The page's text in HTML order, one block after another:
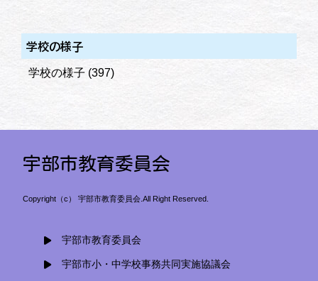
学校の様子
学校の様子 (397)
宇部市教育委員会
Copyright（c） 宇部市教育委員会.All Right Reserved.
宇部市教育委員会
宇部市小・中学校事務共同実施協議会